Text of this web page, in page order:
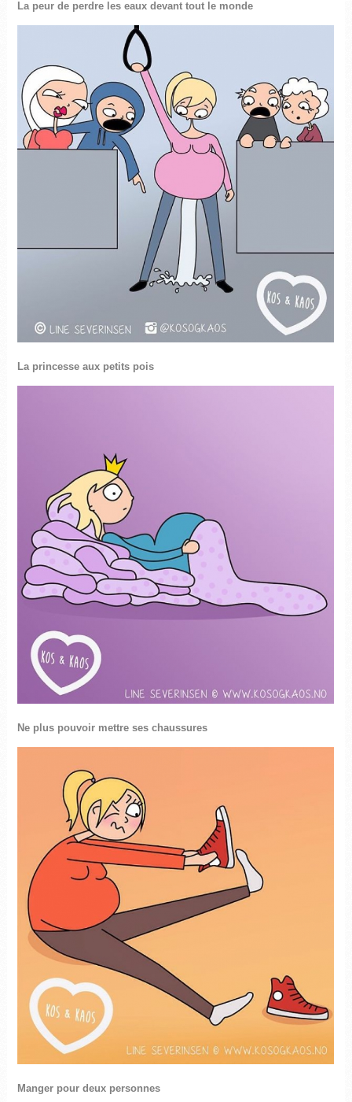
La peur de perdre les eaux devant tout le monde
La princesse aux petits pois
Ne plus pouvoir mettre ses chaussures
Manger pour deux personnes